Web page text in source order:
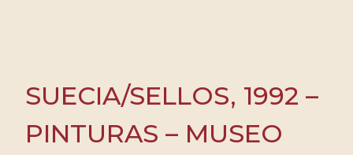
SUECIA/SELLOS, 1992 –
PINTURAS – MUSEO